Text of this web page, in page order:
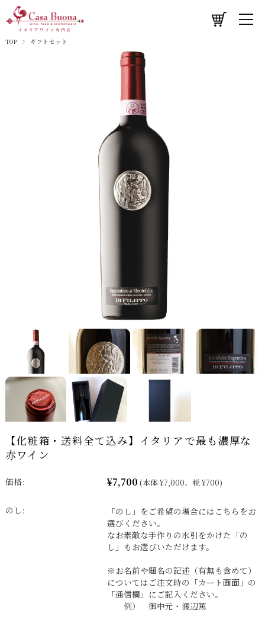
TOP ギフトセット
【化粧箱・送料全て込み】イタリアで最も濃厚な
赤ワイン
価格: ¥7,700 (本体 ¥7,000、税 ¥700)
のし:
「のし」をご希望の場合にはこちらをお
選びください。
なお素敵な手作りの水引をかけた「の
し」もお選びいただけます。
※お名前や題名の記述（有無も含めて）
についてはご注文時の「カート画面」の
「通信欄」にご記入ください。
例） 御中元・渡辺篤